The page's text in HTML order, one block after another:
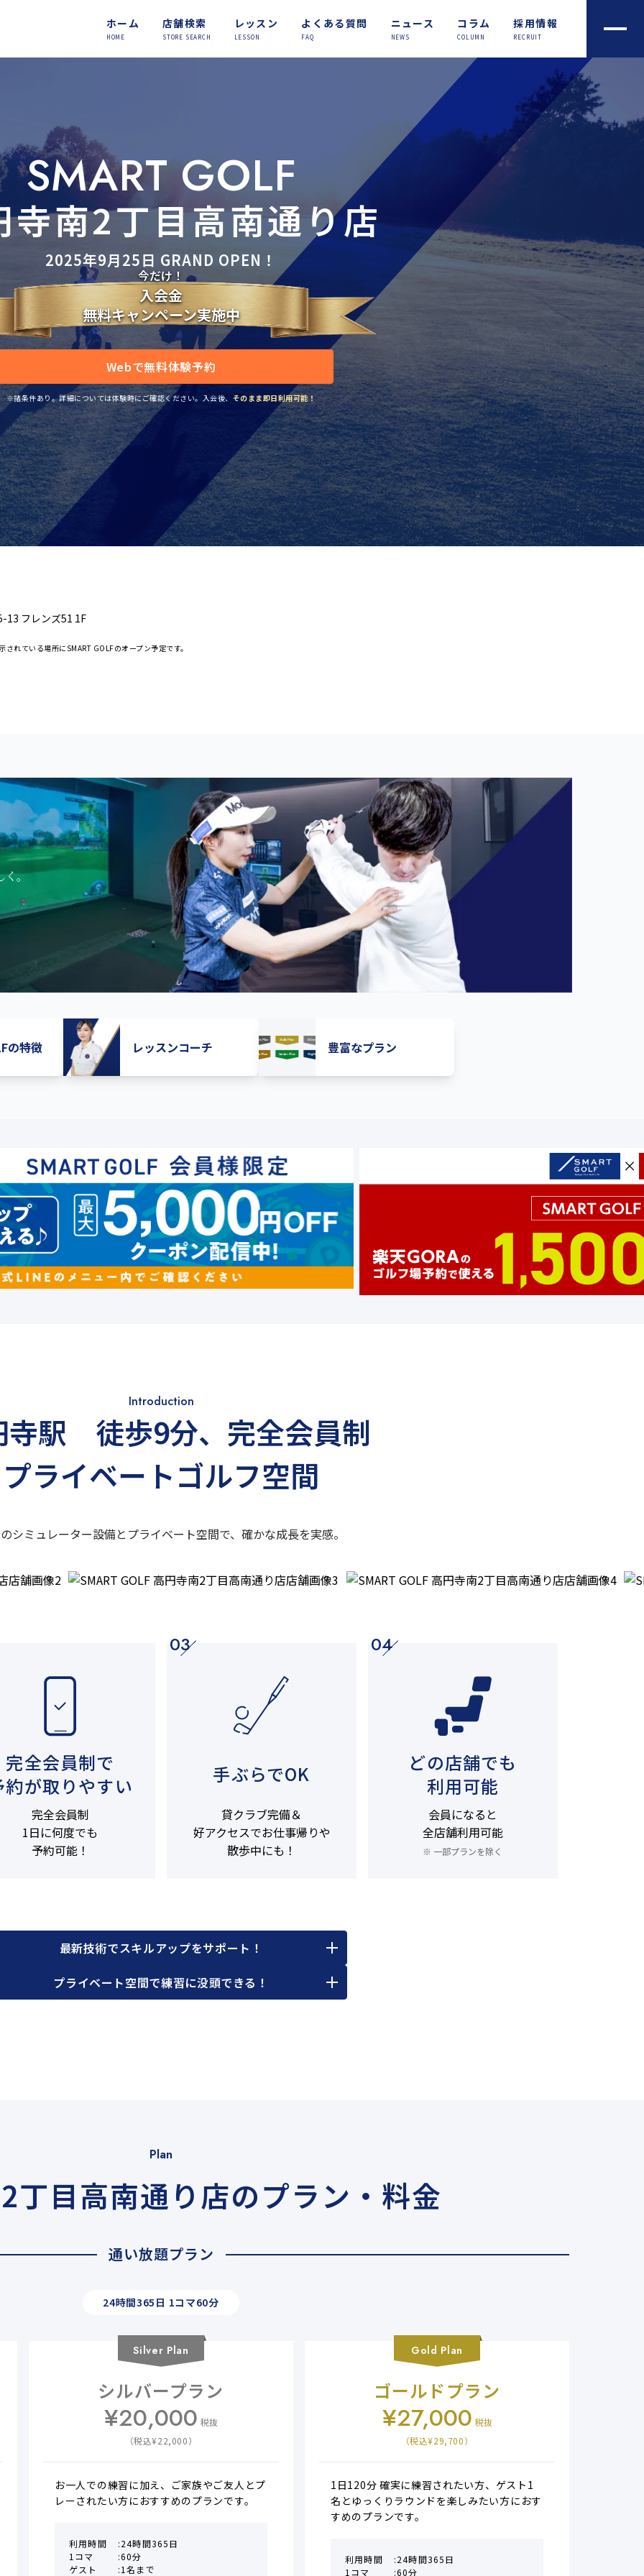
ホーム
HOME
店舗検索
STORE SEARCH
レッスン
LESSON
よくある質問
FAQ
ニュース
NEWS
コラム
COLUMN
採用情報
RECRUIT
SMART GOLF
寺南2丁目高南通り店
2025年9月25日 GRAND OPEN！
今だけ！
入会金
無料キャンペーン実施中
Webで無料体験予約
※諸条件あり。詳細については体験時にご確認ください。 入会後、 そのまま即日利用可能！
13 フレンズ51 1F
れている場所にSMART GOLFのオープン予定です。
く。
の特徴 レッスンコーチ 豊富なプラン
Introduction
寺駅 徒歩9分、 完全会員制
プライベートゴルフ空間
シミュレーター設備と プライベート空間で、 確かな成長を実感。
完全会員制で
約が取りやすい
完全会員制
1日に何度でも
予約可能！
03
手ぶらでOK
貸クラブ完備＆
好アクセスでお仕事帰りや
散歩中にも！
04
どの店舗でも
利用可能
会員になると
全店舗利用可能
※ 一部プランを除く
最新技術でスキルアップをサポート！
プライベート空間で練習に没頭できる！
Plan
丁目高南通り店のプラン・料金
通い放題プラン
24時間365日 1コマ60分
Silver Plan
シルバープラン
¥20,000 税抜
（税込¥22,000）
お一人での練習に加え、ご家族やご友人とプ
レーされたい方におすすめのプランです。
利用時間
24時間365日
1コマ
60分
Gold Plan
ゴールドプラン
¥27,000 税抜
（税込¥29,700）
1日120分 確実に練習されたい方、ゲスト1
名とゆっくりラウンドを楽しみたい方におす
すめのプランです。
利用時間
24時間365日